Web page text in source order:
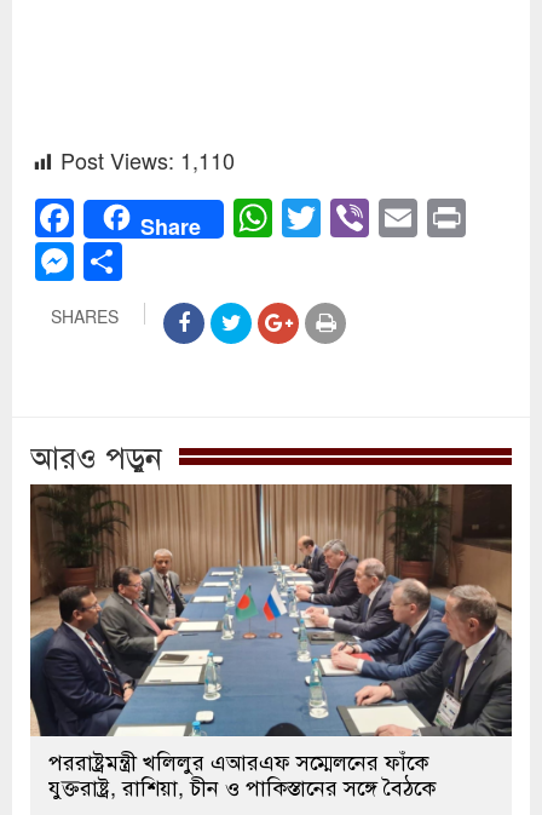
Post Views: 1,110
Facebook
Share WhatsApp
Twitter
Viber
Email
Messenger
SHARES
আরও পড়ুন
পররাষ্ট্রমন্ত্রী খলিলুর এআরএফ সম্মেলনের ফাঁকে
যুক্তরাষ্ট্র, রাশিয়া, চীন ও পাকিস্তানের সঙ্গে বৈঠকে